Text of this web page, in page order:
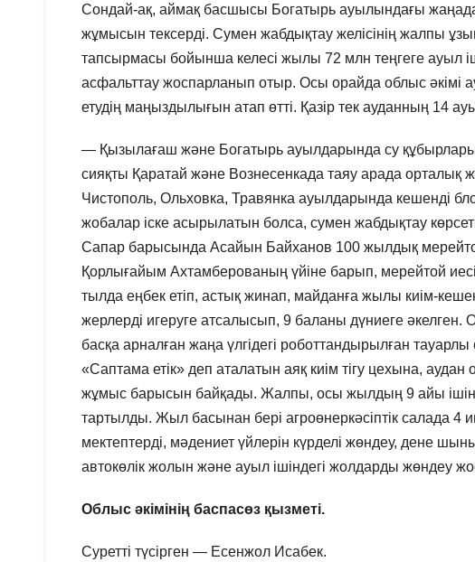
Сондай-ақ, аймақ басшысы Богатырь ауылындағы
жұмысын тексерді. Сумен жабдықтау желісінің жалпы
тапсырмасы бойынша келесі жылы 72 млн теңгеге ауыл
асфальттау жоспарланып отыр. Осы орайда облыс әкімі
етудің маңыздылығын атап өтті. Қазір тек ауданның 14
— Қызылағаш және Богатырь ауылдарында су
сияқты Қаратай және Вознесенкада таяу арада орталық
Чистополь, Ольховка, Травянка ауылдарында кешенді
жобалар іске асырылатын болса, сумен жабдықтау
Сапар барысында Асайын Байханов 100 жылдық
Қорлығайым Ахтамберованың үйіне барып, мерейтой
тылда еңбек етіп, астық жинап, майданға жылы киім-
жерлерді игеруге атсалысып, 9 баланы дүниеге
басқа арналған жаңа үлгідегі роботтандырылған
«Саптама етік» деп аталатын аяқ киім тігу цехына,
жұмыс барысын байқады. Жалпы, осы жылдың 9 айы
тартылды. Жыл басынан бері агроөнеркәсіптік салада 4
мектептерді, мәдениет үйлерін күрделі жөндеу, дене
автокөлік жолын және ауыл ішіндегі жолдарды жөндеу
Облыс әкімінің баспасөз қызметі.
Суретті түсірген — Есенжол Исабек.